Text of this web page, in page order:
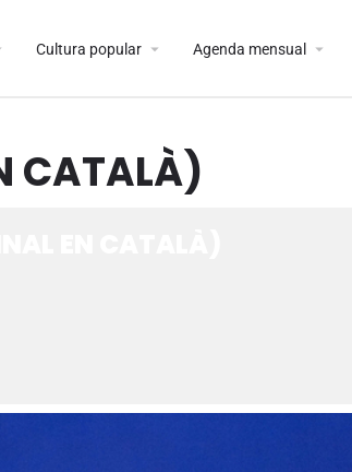
Cultura popular arrow_drop_down Agenda mensual arrow_drop_down
CATALÀ)